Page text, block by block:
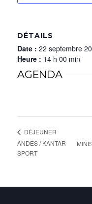
DÉTAILS
Date : 22 septembre
Heure : 14 h 00 min
AGENDA
DÉJEUNER
ANDES / KANTAR
SPORT